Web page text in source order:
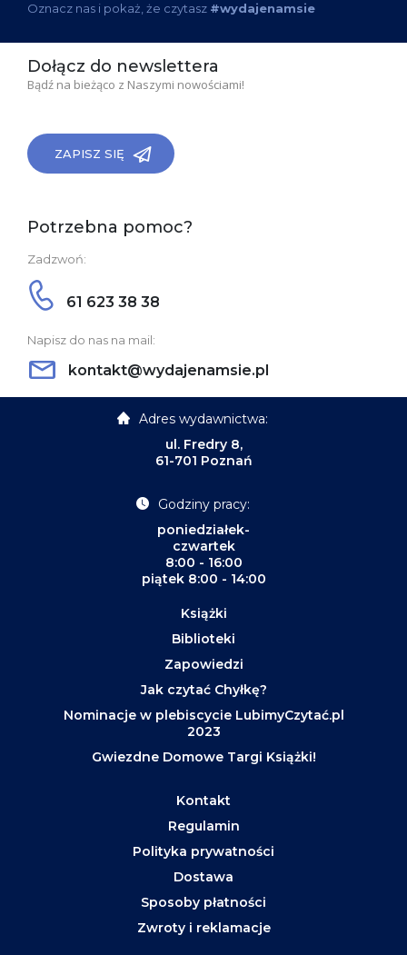
Oznacz nas i pokaż, że czytasz #wydajenamsie
Dołącz do newslettera
Bądź na bieżąco z Naszymi nowościami!
ZAPISZ SIĘ
Potrzebna pomoc?
Zadzwoń:
61 623 38 38
Napisz do nas na mail:
kontakt@wydajenamsie.pl
Adres wydawnictwa:
ul. Fredry 8,
61-701 Poznań
Godziny pracy:
poniedziałek-
czwartek
8:00 - 16:00
piątek 8:00 - 14:00
Książki
Biblioteki
Zapowiedzi
Jak czytać Chyłkę?
Nominacje w plebiscycie LubimyCzytać.pl
2023
Gwiezdne Domowe Targi Książki!
Kontakt
Regulamin
Polityka prywatności
Dostawa
Sposoby płatności
Zwroty i reklamacje